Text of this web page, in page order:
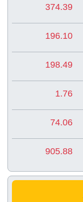
374.39
196.10
198.49
1.76
74.06
905.88